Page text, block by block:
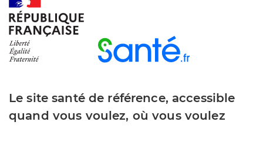
Le site santé de référence, accessible
quand vous voulez, où vous voulez